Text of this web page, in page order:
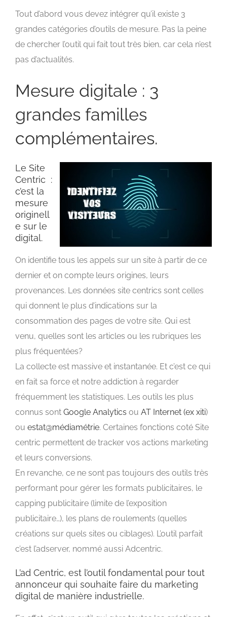
Tout d’abord vous devez intégrer qu’il existe 3
grandes catégories d’outils de mesure. Pas la peine
de chercher l’outil qui fait tout très bien, car cela n’est
pas d’actualités.
Mesure digitale : 3
grandes familles
complémentaires.
Le Site
Centric :
c’est la
mesure
originell
e sur le
digital.
On identifie tous les appels sur un site à partir de ce
dernier et on compte leurs origines, leurs
provenances. Les données site centrics sont celles
qui donnent le plus d’indications sur la
consommation des pages de votre site. Qui est
venu, quelles sont les articles ou les rubriques les
plus fréquentées?
La collecte est massive et instantanée. Et c’est ce qui
en fait sa force et notre addiction à regarder
fréquemment les statistiques. Les outils les plus
connus sont Google Analytics ou AT Internet (ex xiti)
ou estat@médiamétrie. Certaines fonctions coté Site
centric permettent de tracker vos actions marketing
et leurs conversions.
En revanche, ce ne sont pas toujours des outils très
performant pour gérer les formats publicitaires, le
capping publicitaire (limite de l’exposition
publicitaire…), les plans de roulements (quelles
créations sur quels sites ou ciblages). L’outil parfait
c’est l’adserver, nommé aussi Adcentric.
L’ad Centric, est l’outil fondamental pour tout
annonceur qui souhaite faire du marketing
digital de manière industrielle.